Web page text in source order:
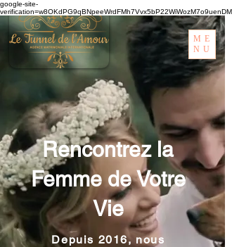
google-site-
verification=w8OKdPG9qBNpeeWrdFMh7Vvx5bP22WiWozM7o9uenDM
ME
NU
Rencontrez la
Femme de Votre
Vie
Depuis 2016, nous